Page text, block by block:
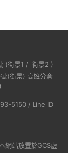
(街景1 / 街景2 )
(街景) 高雄分倉
)
5150 / Line ID
網站放置於GCS虛